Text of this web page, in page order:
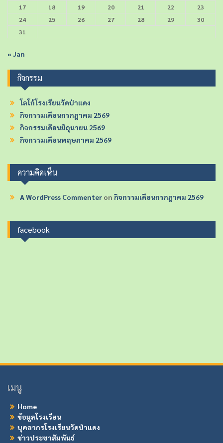
17
18 19 20 21 22
23
24
25 26 27 28 29
30
31
« Jan
กิจกรรม
โลโก้โรงเรียนวัดป่าแดง
กิจกรรมเดือนกรกฎาคม 2569
กิจกรรมเดือนมิถุนายน 2569
กิจกรรมเดือนพฤษภาคม 2569
ความคิดเห็น
A WordPress Commenter on กิจกรรมเดือนกรกฎาคม 2569
facebook
เมนู
Home
ข้อมูลโรงเรียน
บุคลากรโรงเรียนวัดป่าแดง
ข่าวประชาสัมพันธ์